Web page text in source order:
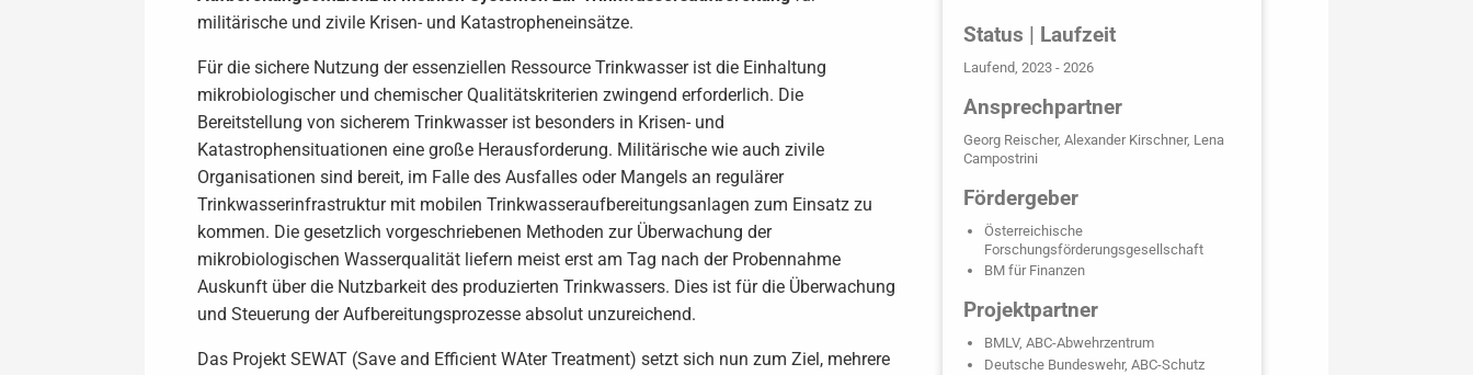
militärische und zivile Krisen- und Katastropheneinsätze.
Für die sichere Nutzung der essenziellen Ressource Trinkwasser ist die Einhaltung
mikrobiologischer und chemischer Qualitätskriterien zwingend erforderlich. Die
Bereitstellung von sicherem Trinkwasser ist besonders in Krisen- und
Katastrophensituationen eine große Herausforderung. Militärische wie auch zivile
Organisationen sind bereit, im Falle des Ausfalles oder Mangels an regulärer
Trinkwasserinfrastruktur mit mobilen Trinkwasseraufbereitungsanlagen zum Einsatz zu
kommen. Die gesetzlich vorgeschriebenen Methoden zur Überwachung der
mikrobiologischen Wasserqualität liefern meist erst am Tag nach der Probennahme
Auskunft über die Nutzbarkeit des produzierten Trinkwassers. Dies ist für die Überwachung
und Steuerung der Aufbereitungsprozesse absolut unzureichend.
Das Projekt SEWAT (Save and Efficient WAter Treatment) setzt sich nun zum Ziel, mehrere
Status | Laufzeit
Laufend, 2023 - 2026
Ansprechpartner
Georg Reischer, Alexander Kirschner, Lena
Campostrini
Fördergeber
Österreichische
Forschungsförderungsgesellschaft
BM für Finanzen
Projektpartner
BMLV, ABC-Abwehrzentrum
Deutsche Bundeswehr, ABC-Schutz